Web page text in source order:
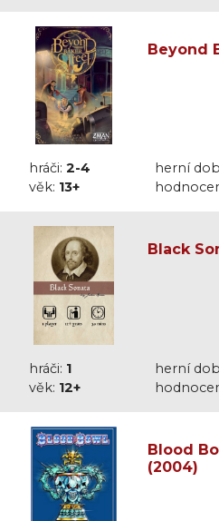
Beyond
hráči: 2-4 herní
věk: 13+
Black
hráči: 1 herní
věk: 12+
Blood
(2004)